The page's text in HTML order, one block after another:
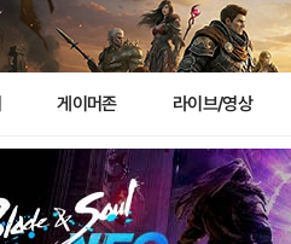
게이머존 라이브/영상